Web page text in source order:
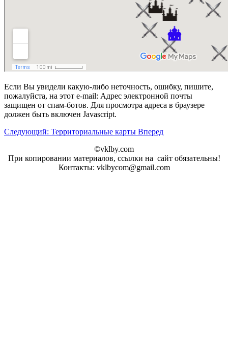
Если Вы увидели какую-либо неточность, ошибку, пишите,
пожалуйста, на этот e-mail: Адрес электронной почты
защищен от спам-ботов. Для просмотра адреса в браузере
должен быть включен Javascript.
Следующий: Территориальные карты Вперед
©vklby.com
При копировании материалов, ссылки на сайт обязательны!
Контакты: vklbycom@gmail.com